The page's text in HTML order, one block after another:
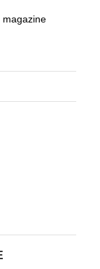
magazine